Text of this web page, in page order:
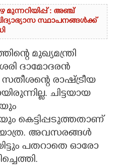
മുന്നറിയിപ്പ് : അഞ്ച്
സ്ഥാപനങ്ങൾക്ക്
മുഖ്യമന്ത്രി
ദാമോദരൻ
രാഷ്ട്രീയ
ചിട്ടയായ
കെട്ടിപ്പടുത്തതാണ്
യാത്ര. അവസരങ്ങൾ
പതറാതെ ഓരോ